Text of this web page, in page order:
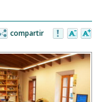
compartir